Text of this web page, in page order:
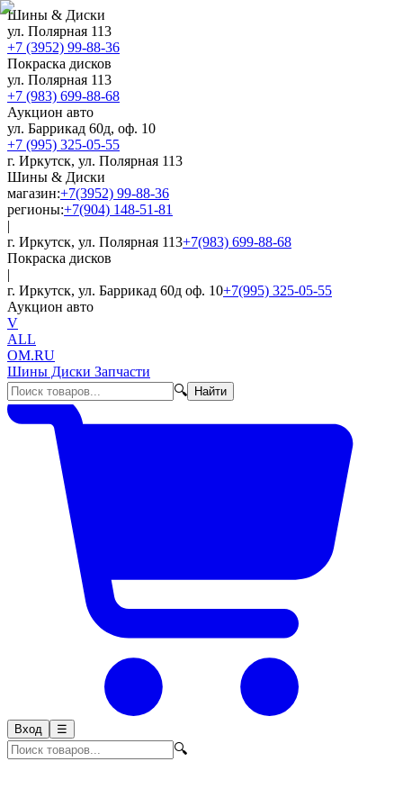
Шины & Диски
ул. Полярная 113
+7 (3952) 99-88-36
Покраска дисков
ул. Полярная 113
+7 (983) 699-88-68
Аукцион авто
ул. Баррикад 60д, оф. 10
+7 (995) 325-05-55
г. Иркутск, ул. Полярная 113
Шины & Диски
магазин:+7(3952) 99-88-36
регионы:+7(904) 148-51-81
|
г. Иркутск, ул. Полярная 113+7(983) 699-88-68
Покраска дисков
|
г. Иркутск, ул. Баррикад 60д оф. 10+7(995) 325-05-55
Аукцион авто
V
ALL
OM.RU
Шины Диски Запчасти
🔍
Найти
Вход ☰
🔍